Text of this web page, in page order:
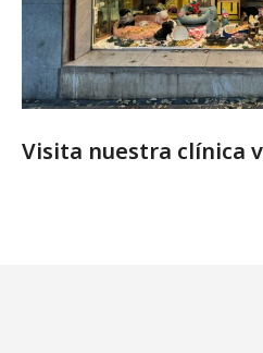
Visita nuestra clínica